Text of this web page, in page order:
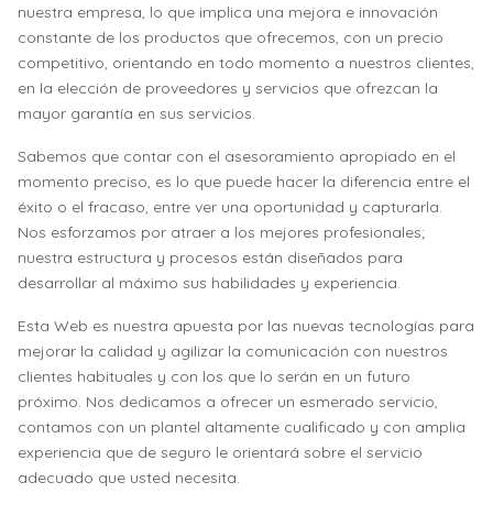
nuestra empresa, lo que implica una mejora e innovación
constante de los productos que ofrecemos, con un precio
competitivo, orientando en todo momento a nuestros clientes,
en la elección de proveedores y servicios que ofrezcan la
mayor garantía en sus servicios.
Sabemos que contar con el asesoramiento apropiado en el
momento preciso, es lo que puede hacer la diferencia entre el
éxito o el fracaso, entre ver una oportunidad y capturarla.
Nos esforzamos por atraer a los mejores profesionales;
nuestra estructura y procesos están diseñados para
desarrollar al máximo sus habilidades y experiencia.
Esta Web es nuestra apuesta por las nuevas tecnologías para
mejorar la calidad y agilizar la comunicación con nuestros
clientes habituales y con los que lo serán en un futuro
próximo. Nos dedicamos a ofrecer un esmerado servicio,
contamos con un plantel altamente cualificado y con amplia
experiencia que de seguro le orientará sobre el servicio
adecuado que usted necesita.